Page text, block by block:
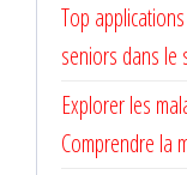
Top
seniors dans le
Explorer les
Comprendre la